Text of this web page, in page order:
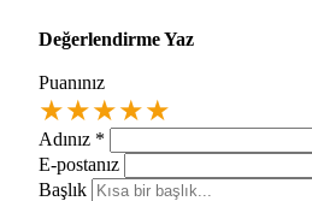
Değerlendirme Yaz
Puanınız
★★★★★
Adınız *
E-postanız
Başlık